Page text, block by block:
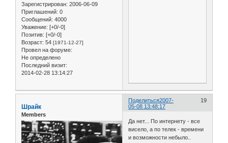
Зарегистрирован: 2006-06-09
Приглашений: 0
Сообщений: 4000
Уважение: [+0/-0]
Позитив: [+0/-0]
Возраст: 54 [1971-12-27]
Провел на форуме:
Не определено
Последний визит:
2014-02-28 13:14:27
Поделиться 19
2007-
05-08 13:48:17
Шрайк
Members
Да нет... По интернету - все
висело, а по телек - времени
и возможности небыло..